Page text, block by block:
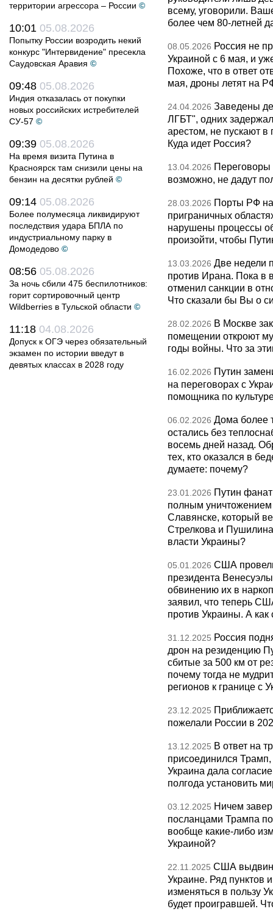
территории агрессора – России ©
10:01 05.08.2026
Попытку России возродить некий
конкурс "Интервидение" пресекла
Саудовская Аравия ©
09:48 05.08.2026
Индия отказалась от покупки
новых российских истребителей
СУ-57 ©
09:39 05.08.2026
На время визита Путина в
Красноярск там снизили цены на
бензин на десятки рублей ©
09:14 05.08.2026
Более полумесяца ликвидируют
последствия удара БПЛА по
индустриальному парку в
Домодедово ©
08:56 05.08.2026
За ночь сбили 475 беспилотников:
горит сортировочный центр
Wildberries в Тульской области ©
11:18 04.08.2026
Допуск к ОГЭ через обязательный
экзамен по истории введут в
девятых классах в 2028 году
всему, уговорили.
более чем 80-летней
08.05.2026 Россия не
Украиной с 6 мая, и
Похоже, что в ответ
мая, дроны летят на
24.04.2026 Заведены
ЛГБТ", одних
арестом, не пускают
Куда идет Россия?
13.04.2026
возможно, не дадут
28.03.2026 Порты РФ
приграничных
нарушены процессы
произойти, чтобы
13.03.2026 Две недели
против Ирана. Пока в
отменил санкции в
Что сказали бы Вы о
28.02.2026 В Москве
помещении откроют
годы войны. Что за
16.02.2026 Путин
на переговорах с
помощника по
06.02.2026 Дома более
остались без
восемь дней назад.
тех, кто оказался в
думаете: почему?
23.01.2026 Путин
полным уничтожением
Славянске, который
Стрелкова и Пушилина
власти Украины?
05.01.2026 США
президента
обвинению их в
заявил, что теперь
против Украины. А как
31.12.2025 Россия
дрон на резиденцию
сбитые за 500 км от
почему тогда не
регионов к границе с
23.12.2025
пожелали России в
13.12.2025 В ответ на
присоединился
Украина дала
полгода установить
03.12.2025 Ничем
посланцами Трампа
вообще какие-либо
Украиной?
22.11.2025 США
Украине. Ряд пунктов
изменяться в пользу
будет проигравшей.